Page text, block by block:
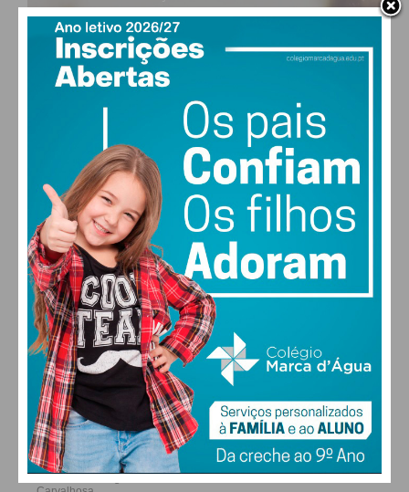
29°
48% humidade
28°
SÁB
26
DOM
29°
SEG
30°
FARMACIAS DE SERVIÇO EM PAÇOS DE
FERREIRA